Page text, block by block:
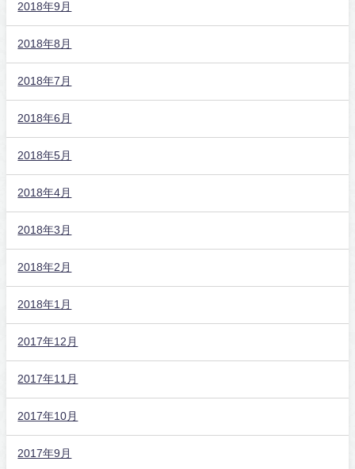
2018年9月
2018年8月
2018年7月
2018年6月
2018年5月
2018年4月
2018年3月
2018年2月
2018年1月
2017年12月
2017年11月
2017年10月
2017年9月